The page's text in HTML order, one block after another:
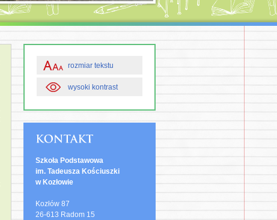
rozmiar tekstu
wysoki kontrast
Szkoła Podstawowa
im. Tadeusza Kościuszki
w Kozłowie
Kozłów 87
26-613 Radom 15